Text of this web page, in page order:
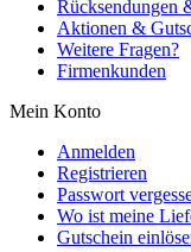
Rücksendungen
Aktionen &
Weitere Fragen?
Firmenkunden
Mein Konto
Anmelden
Registrieren
Passwort
Wo ist meine
Gutschein